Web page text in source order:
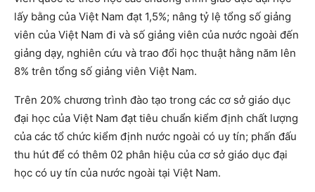
lấy bằng của Việt Nam đạt 1,5%; nâng tỷ lệ tổng số giảng
viên của Việt Nam đi và số giảng viên của nước ngoài đến
giảng dạy, nghiên cứu và trao đổi học thuật hằng năm lên
8% trên tổng số giảng viên Việt Nam.
Trên 20% chương trình đào tạo trong các cơ sở giáo dục
đại học của Việt Nam đạt tiêu chuẩn kiểm định chất lượng
của các tổ chức kiểm định nước ngoài có uy tín; phấn đấu
thu hút để có thêm 02 phân hiệu của cơ sở giáo dục đại
học có uy tín của nước ngoài tại Việt Nam.